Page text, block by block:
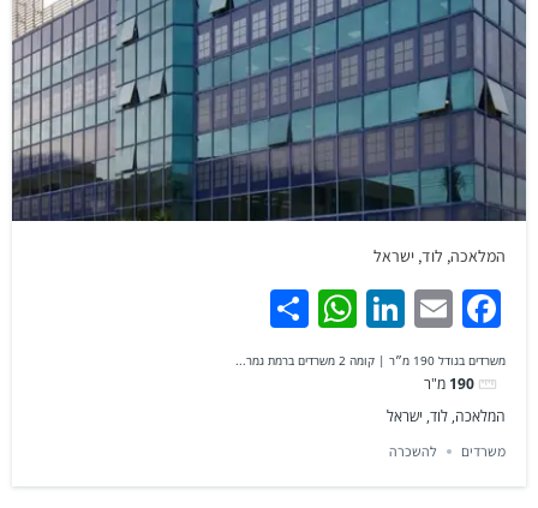
המלאכה, לוד, ישראל
Facebook
Email
LinkedIn
WhatsApp
Share
משרדים בגודל 190 מ״ר | קומה 2 משרדים ברמת גמר...
190מ"ר
המלאכה, לוד, ישראל
משרדים להשכרה